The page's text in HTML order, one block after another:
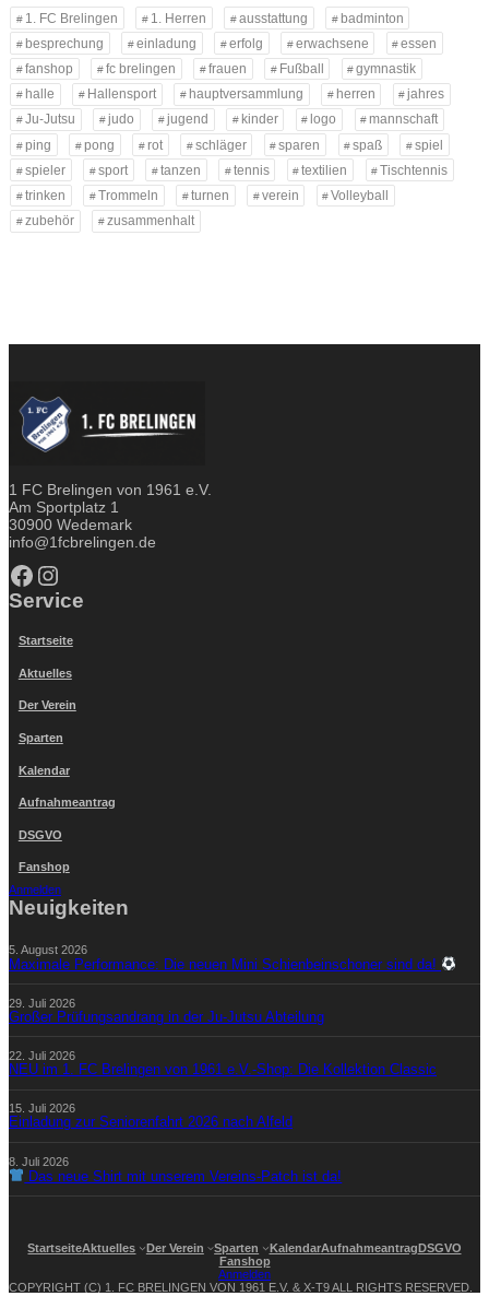
1. FC Brelingen 1. Herren ausstattung
badminton
besprechung
einladung erfolg erwachsene
essen
fanshop
fc brelingen frauen Fußball
gymnastik
halle
Hallensport hauptversammlung herren
jahres
Ju-Jutsu
judo jugend kinder logo
mannschaft
ping
pong rot schläger sparen spaß
spiel
spieler
sport tanzen tennis textilien
Tischtennis
trinken
Trommeln turnen verein
Volleyball
zubehör
zusammenhalt
1 FC Brelingen von 1961 e.V.
Am Sportplatz 1
30900 Wedemark
info@1fcbrelingen.de
Facebook Instagram
Service
Startseite
Aktuelles
Der Verein
Sparten
Kalendar
Aufnahmeantrag
DSGVO
Fanshop
Anmelden
Neuigkeiten
5. August 2026
Maximale Performance: Die neuen Mini Schienbeinschoner sind da!
29. Juli 2026
Großer Prüfungsandrang in der Ju-Jutsu Abteilung
22. Juli 2026
NEU im 1. FC Brelingen von 1961 e.V.-Shop: Die Kollektion Classic
15. Juli 2026
Einladung zur Seniorenfahrt 2026 nach Alfeld
8. Juli 2026
Das neue Shirt mit unserem Vereins-Patch ist da!
StartseiteAktuelles Der Verein Sparten KalendarAufnahmeantragDSGVO
Fanshop
Anmelden
COPYRIGHT (C) 1. FC BRELINGEN VON 1961 E.V. & X-T9 ALL RIGHTS RESERVED.